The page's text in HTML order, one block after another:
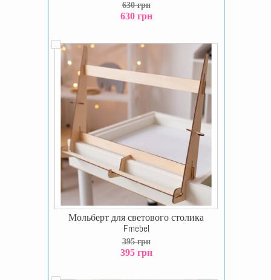
630 грн
630 грн
Мольберт для светового столика
Fmebel
395 грн
395 грн